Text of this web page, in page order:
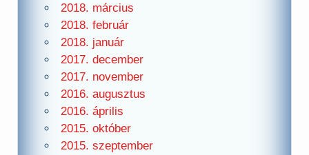
2018. március
2018. február
2018. január
2017. december
2017. november
2016. augusztus
2016. április
2015. október
2015. szeptember